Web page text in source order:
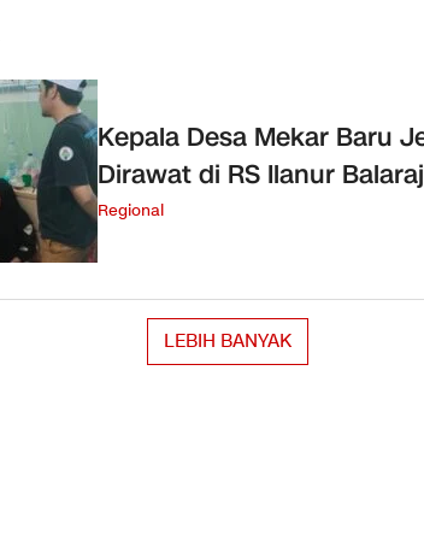
Kepala Desa Mekar Baru
Dirawat di RS Ilanur
Regional
LEBIH BANYAK